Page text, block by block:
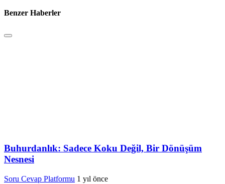
Benzer Haberler
Buhurdanlık: Sadece Koku Değil, Bir Dönüşüm
Nesnesi
Soru Cevap Platformu 1 yıl önce